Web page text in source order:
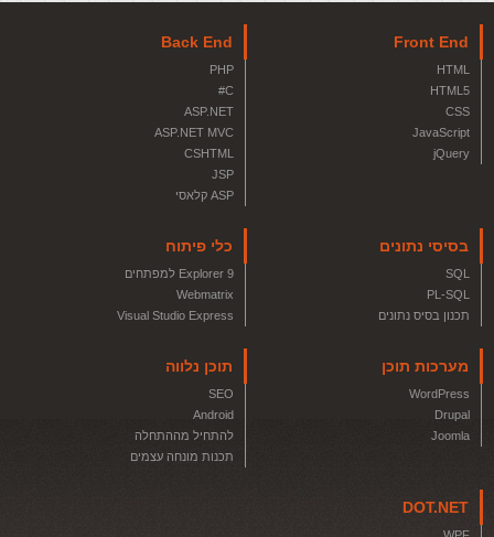
Front End
HTML
HTML5
CSS
JavaScript
jQuery
Back End
PHP
C#
ASP.NET
ASP.NET MVC
CSHTML
JSP
ASP קלאסי
בסיסי נתונים
SQL
PL-SQL
תכנון בסיס נתונים
כלי פיתוח
Explorer 9 למפתחים
Webmatrix
Visual Studio Express
מערכות תוכן
WordPress
Drupal
Joomla
תוכן נלווה
SEO
Android
להתחיל מההתחלה
תכנות מונחה עצמים
DOT.NET